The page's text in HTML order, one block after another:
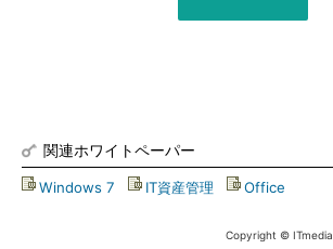
関連ホワイトペーパー
Windows 7 IT資産管理 Office
Copyright ©